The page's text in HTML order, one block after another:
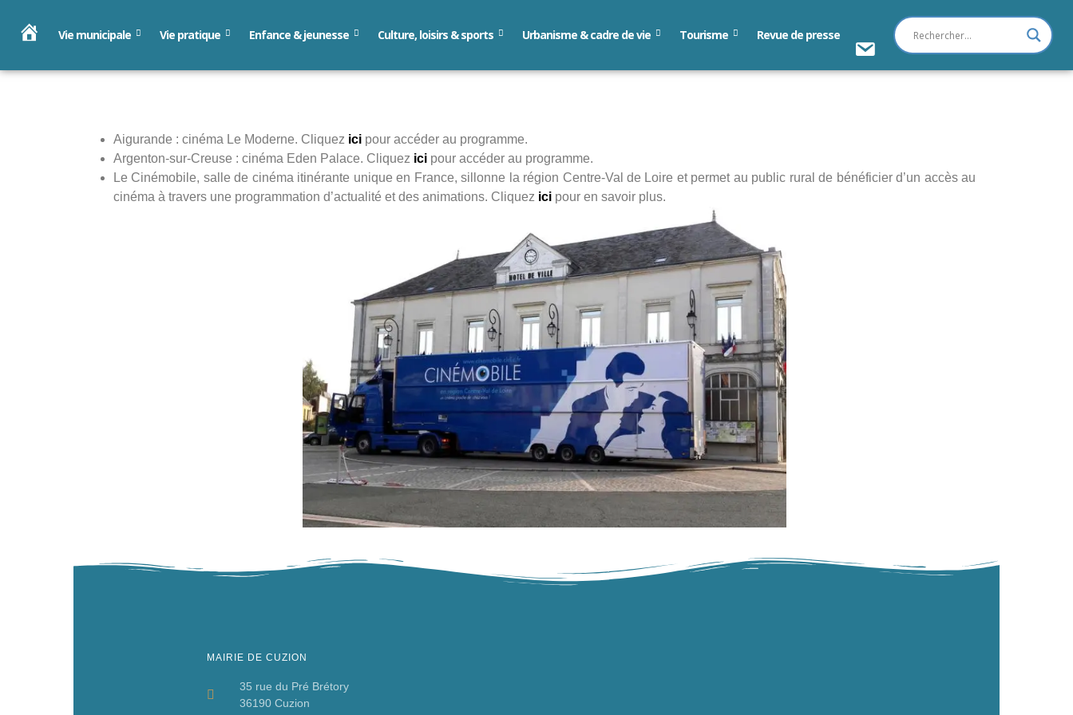
Publié
2
par
e5
Accueil Vie municipale Vie pratique Enfance & jeunesse Culture, loisirs & sports Urbanisme & cadre de vie Tourisme Revue de presse
Aigurande : cinéma Le Moderne. Cliquez ici pour accéder au programme.
Argenton-sur-Creuse : cinéma Eden Palace. Cliquez ici pour accéder au programme.
Le Cinémobile, salle de cinéma itinérante unique en France, sillonne la région Centre-Val de Loire et permet au public rural de bénéficier d’un accès au
cinéma à travers une programmation d’actualité et des animations. Cliquez ici pour en savoir plus.
MAIRIE DE CUZION
35 rue du Pré Brétory
36190 Cuzion